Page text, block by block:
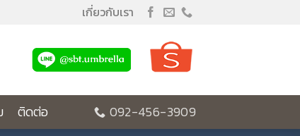
เกี่ยวกับเรา
ติดต่อ 092-456-3909